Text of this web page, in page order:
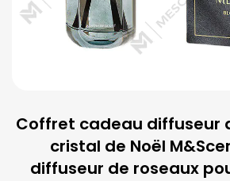
Coffret cadeau diffuseur
cristal de Noël
diffuseur de roseaux